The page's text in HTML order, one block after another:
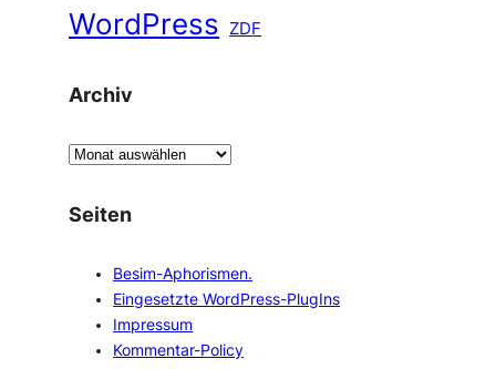
WordPress ZDF
Archiv
A
c
Seiten
Besim-Aphorismen.
Eingesetzte WordPress-PlugIns
Impressum
Kommentar-Policy